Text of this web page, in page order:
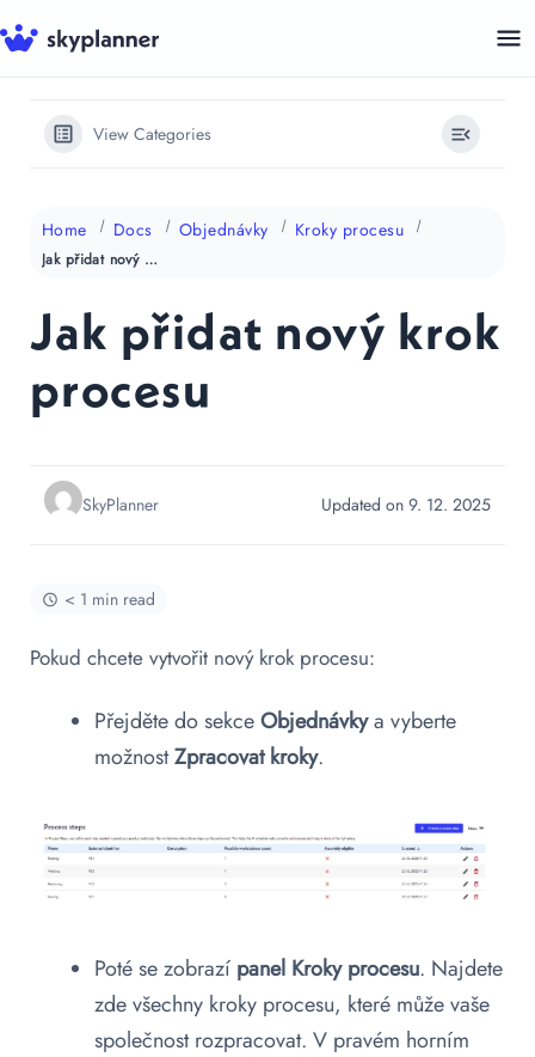
Přeskočit
na
View Categories
Home Docs Objednávky Kroky procesu
Jak přidat nový krok procesu
Jak přidat nový krok
procesu
SkyPlanner Updated on 9. 12. 2025
< 1 min read
Pokud chcete vytvořit nový krok procesu:
Přejděte do sekceObjednávkya vyberte
možnostZpracovat kroky.
Poté se zobrazí panel Kroky procesu. Najdete
zde všechny kroky procesu, které může vaše
společnost rozpracovat. V pravém horním